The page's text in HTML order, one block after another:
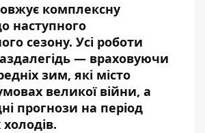
комплексну
наступного
сезону. Усі роботи
— враховуючи
зим, які місто
великої війни, а
прогнози на період